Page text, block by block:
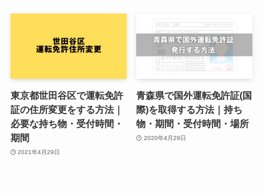
東京都世田谷区で運転免許
証の住所変更をする方法｜
必要な持ち物・受付時間・
期間
2021年4月29日
青森県で国外運転免許証(国
際)を取得する方法｜持ち
物・期間・受付時間・場所
2020年4月29日